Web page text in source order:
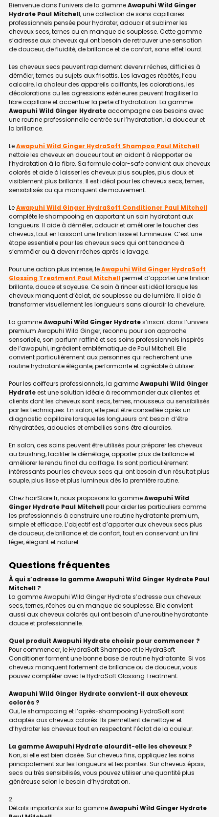
Bienvenue dans l’univers de la gammeAwapuhi Wild Ginger
Hydrate Paul Mitchell, une collection de soins capillaires
professionnels pensée pour hydrater, adoucir et sublimer les
cheveux secs, ternes ou en manque de souplesse. Cette gamme
s’adresse aux cheveux qui ont besoin de retrouver une sensation
de douceur, de fluidité, de brillance et de confort, sans effet lourd.
Les cheveux secs peuvent rapidement devenir rêches, difficiles à
démêler, ternes ou sujets aux frisottis. Les lavages répétés, l’eau
calcaire, la chaleur des appareils coiffants, les colorations, les
décolorations ou les agressions extérieures peuvent fragiliser la
fibre capillaire et accentuer la perte d’hydratation. La gamme
Awapuhi Wild Ginger Hydrateaccompagne ces besoins avec
une routine professionnelle centrée sur l’hydratation, la douceur et
la brillance.
LeAwapuhi Wild Ginger HydraSoft Shampoo Paul Mitchell
nettoie les cheveux en douceur tout en aidant à réapporter de
l’hydratation à la fibre. Sa formule color-safe convient aux cheveux
colorés et aide à laisser les cheveux plus souples, plus doux et
visiblement plus brillants. Il est idéal pour les cheveux secs, ternes,
sensibilisés ou qui manquent de mouvement.
LeAwapuhi Wild Ginger HydraSoft Conditioner Paul Mitchell
complète le shampooing en apportant un soin hydratant aux
longueurs. Il aide à démêler, adoucir et améliorer le toucher des
cheveux, tout en laissant une finition lisse et lumineuse. C’est une
étape essentielle pour les cheveux secs qui ont tendance à
s’emmêler ou à devenir rêches après le lavage.
Pour une action plus intense, leAwapuhi Wild Ginger HydraSoft
Glossing Treatment Paul Mitchell permet d’apporter une finition
brillante, douce et soyeuse. Ce soin à rincer est idéal lorsque les
cheveux manquent d’éclat, de souplesse ou de lumière. Il aide à
transformer visuellement les longueurs sans alourdir la chevelure.
La gammeAwapuhi Wild Ginger Hydrates’inscrit dans l’univers
premium Awapuhi Wild Ginger, reconnu pour son approche
sensorielle, son parfum raffiné et ses soins professionnels inspirés
de l’awapuhi, ingrédient emblématique de Paul Mitchell. Elle
convient particulièrement aux personnes qui recherchent une
routine hydratante élégante, performante et agréable à utiliser.
Pour les coiffeurs professionnels, la gammeAwapuhi Wild Ginger
Hydrateest une solution idéale à recommander aux clientes et
clients dont les cheveux sont secs, ternes, mousseux ou sensibilisés
par les techniques. En salon, elle peut être conseillée après un
diagnostic capillaire lorsque les longueurs ont besoin d’être
réhydratées, adoucies et embellies sans être alourdies.
En salon, ces soins peuvent être utilisés pour préparer les cheveux
au brushing, faciliter le démêlage, apporter plus de brillance et
améliorer le rendu final du coiffage. Ils sont particulièrement
intéressants pour les cheveux secs qui ont besoin d’un résultat plus
souple, plus lisse et plus lumineux dès la première routine.
Chez hairStore.fr, nous proposons la gammeAwapuhi Wild
Ginger Hydrate Paul Mitchell pour aider les particuliers comme
les professionnels à construire une routine hydratante premium,
simple et efficace. L’objectif est d’apporter aux cheveux secs plus
de douceur, de brillance et de confort, tout en conservant un fini
léger, élégant et naturel.
Questions fréquentes
À qui s’adresse la gamme Awapuhi Wild Ginger Hydrate Paul
Mitchell ?
La gamme Awapuhi Wild Ginger Hydrate s’adresse aux cheveux
secs, ternes, rêches ou en manque de souplesse. Elle convient
aussi aux cheveux colorés qui ont besoin d’une routine hydratante
douce et professionnelle.
Quel produit Awapuhi Hydrate choisir pour commencer ?
Pour commencer, le HydraSoft Shampoo et le HydraSoft
Conditioner forment une bonne base de routine hydratante. Si vos
cheveux manquent fortement de brillance ou de douceur, vous
pouvez compléter avec le HydraSoft Glossing Treatment.
Awapuhi Wild Ginger Hydrate convient-il aux cheveux
colorés ?
Oui, le shampooing et l’après-shampooing HydraSoft sont
adaptés aux cheveux colorés. Ils permettent de nettoyer et
d’hydrater les cheveux tout en respectant l’éclat de la couleur.
La gamme Awapuhi Hydrate alourdit-elle les cheveux ?
Non, si elle est bien dosée. Sur cheveux fins, appliquez les soins
principalement sur les longueurs et les pointes. Sur cheveux épais,
secs ou très sensibilisés, vous pouvez utiliser une quantité plus
généreuse selon le besoin d’hydratation.
Détails importants sur la gammeAwapuhi Wild Ginger Hydrate